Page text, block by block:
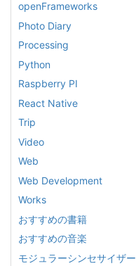
openFrameworks
Photo Diary
Processing
Python
Raspberry PI
React Native
Trip
Video
Web
Web Development
Works
おすすめの書籍
おすすめの音楽
モジュラーシンセサイザー